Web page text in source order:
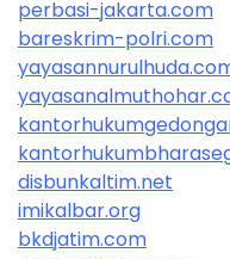
perbasi-jakarta.com
bareskrim-polri.com
disbunkaltim.net
imikalbar.org
bkdjatim.com